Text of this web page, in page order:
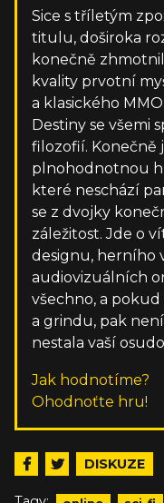
Sice s tříletým
titulu, doširoka
konečně
kvality prvotní
a klasického
Destiny se všemi
filozofií. Konečně
plnohodnotnou
které neschází
se z dvojky
záležitost. Jde o
designu, herního
audiovizuálních
všechno, a
a grindu, pak
nestala vaší
Jak hodnotíme?
Ohodnoťte hru!
DISKUZE